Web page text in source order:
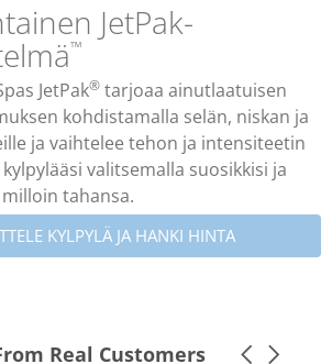
JetPak-
™
JetPak® tarjoaa ainutlaatuisen
kohdistamalla selän, niskan ja
ja vaihtelee tehon ja intensiteetin
valitsemalla suosikkisi ja
tahansa.
KYLPYLÄ JA HANKI HINTA
Real Customers
Carousel